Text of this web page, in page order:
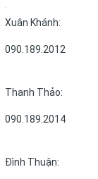
Xuân Khánh:
090.189.2012
Thanh Thảo:
090.189.2014
Đình Thuận: